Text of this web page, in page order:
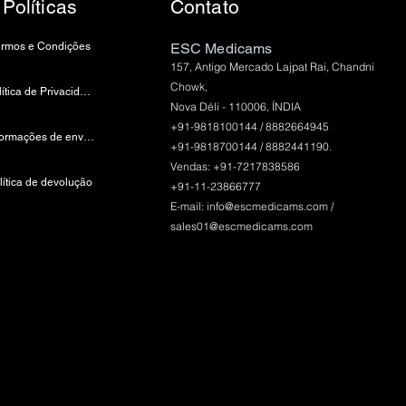
Políticas
e Condições
política de Privacidade
Informações de envio e pagamento
de devolução
Contato
ESC Medicams
157, Antigo Mercado Lajpat Rai, Chandni
Chowk,
Nova Déli - 110006, ÍNDIA
+91-9818100144 / 8882664945
+91-9818700144 / 8882441190.
Vendas: +91-7217838586
+91-11-23866777
E-mail: info@escmedicams.com/
sales01@escmedicams.com